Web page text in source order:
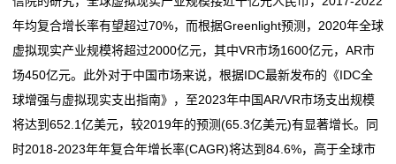
年均复合增长率有望超过70%，而根据Greenlight预测，2020年全球
虚拟现实产业规模将超过2000亿元，其中VR市场1600亿元，AR市
场450亿元。此外对于中国市场来说，根据IDC最新发布的《IDC全
球增强与虚拟现实支出指南》，至2023年中国AR/VR市场支出规模
将达到652.1亿美元，较2019年的预测(65.3亿美元)有显著增长。同
时2018-2023年年复合年增长率(CAGR)将达到84.6%，高于全球市